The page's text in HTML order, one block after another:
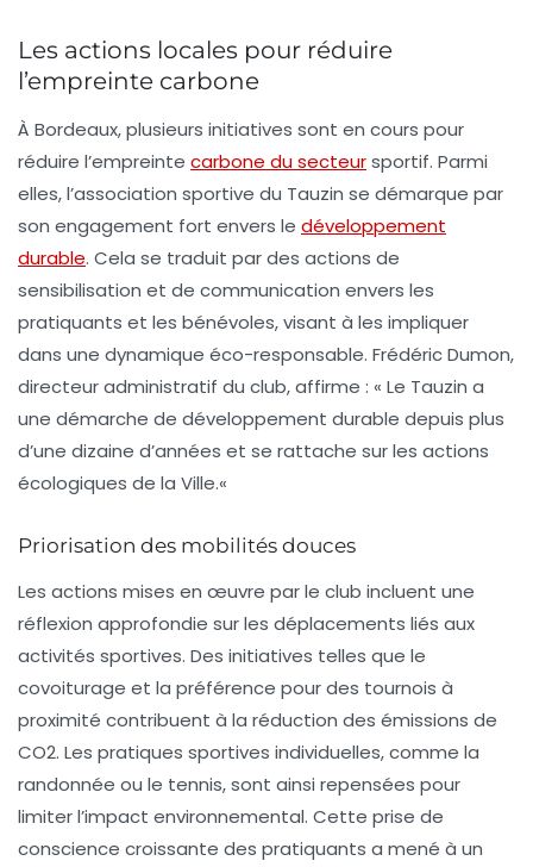
Les actions locales pour réduire
l’empreinte carbone
À Bordeaux, plusieurs initiatives sont en cours pour
réduire l’empreinte carbone du secteursportif. Parmi
elles, l’association sportive du Tauzin se démarque par
son engagement fort envers le développement
durable. Cela se traduit par des actions de
sensibilisation et de communication envers les
pratiquants et les bénévoles, visant à les impliquer
dans une dynamique éco-responsable. Frédéric Dumon,
directeur administratif du club, affirme : « Le Tauzin a
une démarche de développement durable depuis plus
d’une dizaine d’années et se rattache sur les actions
écologiques de la Ville.«
Priorisation des mobilités douces
Les actions mises en œuvre par le club incluent une
réflexion approfondie sur les déplacements liés aux
activités sportives. Des initiatives telles que le
covoiturage et la préférence pour des tournois à
proximité contribuent à la réduction des émissions de
CO2. Les pratiques sportives individuelles, comme la
randonnée ou le tennis, sont ainsi repensées pour
limiter l’impact environnemental. Cette prise de
conscience croissante des pratiquants a mené à un